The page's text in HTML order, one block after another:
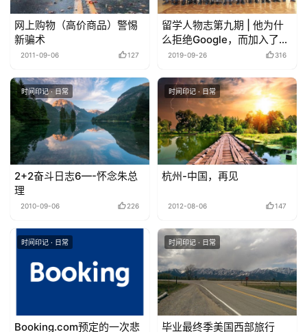
网上购物（高价商品）警惕
新骗术
2011-09-06 127
留学人物志第九期 | 他为什
么拒绝Google，而加入了一
个创业公司
2019-09-26 316
时间印记 · 日常
2+2奋斗日志6—-怀念朱总
理
2010-09-06 226
时间印记 · 日常
杭州-中国，再见
2012-08-06 147
时间印记 · 日常
Booking.com预定的一次悲
时间印记 · 日常
毕业最终季美国西部旅行